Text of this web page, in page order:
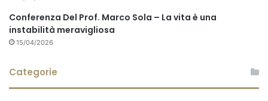
Conferenza Del Prof. Marco Sola – La vita è una
instabilità meravigliosa
15/04/2026
Categorie